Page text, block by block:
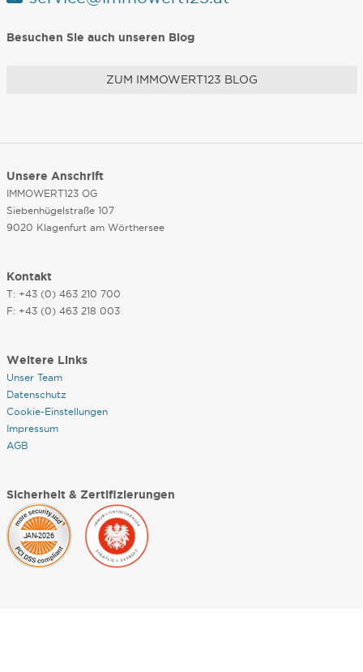
Besuchen Sie auch unseren Blog
ZUM IMMOWERT123 BLOG
Unsere Anschrift
IMMOWERT123 OG
Siebenhügelstraße 107
9020 Klagenfurt am Wörthersee
Kontakt
T: +43 (0) 463 210 700
F: +43 (0) 463 218 003
Weitere Links
Unser Team
Datenschutz
Cookie-Einstellungen
Impressum
AGB
Sicherheit & Zertifizierungen